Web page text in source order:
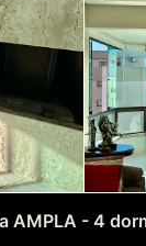
AMPLA - 4